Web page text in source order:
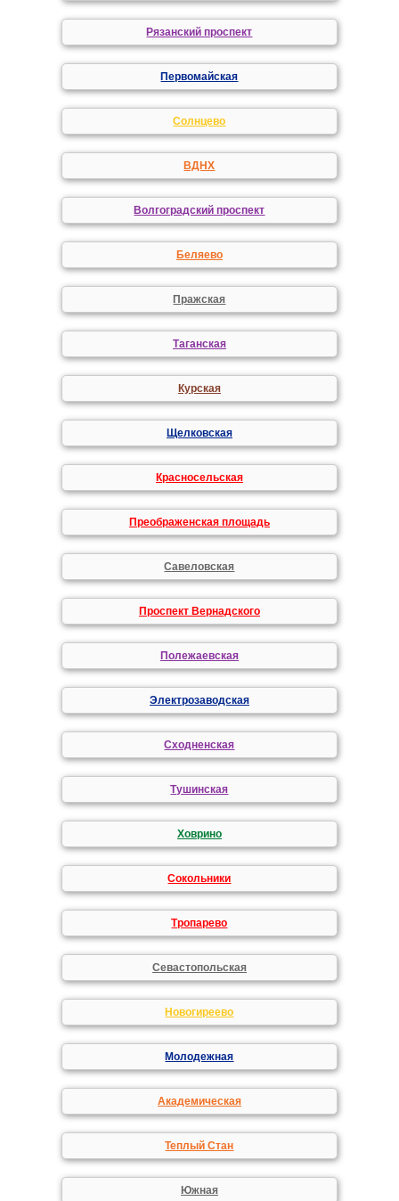
Рязанский проспект
Первомайская
Солнцево
ВДНХ
Волгоградский проспект
Беляево
Пражская
Таганская
Курская
Щелковская
Красносельская
Преображенская площадь
Савеловская
Проспект Вернадского
Полежаевская
Электрозаводская
Сходненская
Тушинская
Ховрино
Сокольники
Тропарево
Севастопольская
Новогиреево
Молодежная
Академическая
Теплый Стан
Южная